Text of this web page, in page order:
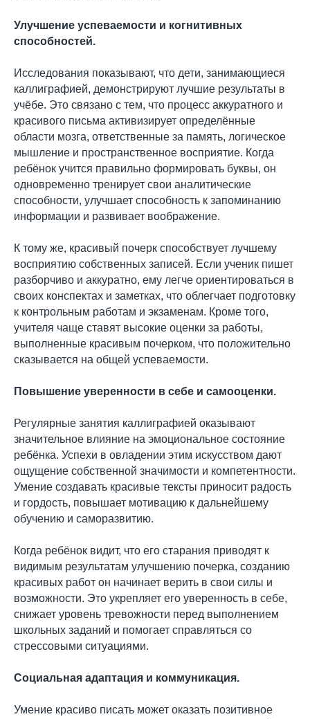
Улучшение успеваемости и когнитивных
способностей.
Исследования показывают, что дети, занимающиеся
каллиграфией, демонстрируют лучшие результаты в
учёбе. Это связано с тем, что процесс аккуратного и
красивого письма активизирует определённые
области мозга, ответственные за память, логическое
мышление и пространственное восприятие. Когда
ребёнок учится правильно формировать буквы, он
одновременно тренирует свои аналитические
способности, улучшает способность к запоминанию
информации и развивает воображение.
К тому же, красивый почерк способствует лучшему
восприятию собственных записей. Если ученик пишет
разборчиво и аккуратно, ему легче ориентироваться в
своих конспектах и заметках, что облегчает подготовку
к контрольным работам и экзаменам. Кроме того,
учителя чаще ставят высокие оценки за работы,
выполненные красивым почерком, что положительно
сказывается на общей успеваемости.
Повышение уверенности в себе и самооценки.
Регулярные занятия каллиграфией оказывают
значительное влияние на эмоциональное состояние
ребёнка. Успехи в овладении этим искусством дают
ощущение собственной значимости и компетентности.
Умение создавать красивые тексты приносит радость
и гордость, повышает мотивацию к дальнейшему
обучению и саморазвитию.
Когда ребёнок видит, что его старания приводят к
видимым результатам улучшению почерка, созданию
красивых работ он начинает верить в свои силы и
возможности. Это укрепляет его уверенность в себе,
снижает уровень тревожности перед выполнением
школьных заданий и помогает справляться со
стрессовыми ситуациями.
Социальная адаптация и коммуникация.
Умение красиво писать может оказать позитивное